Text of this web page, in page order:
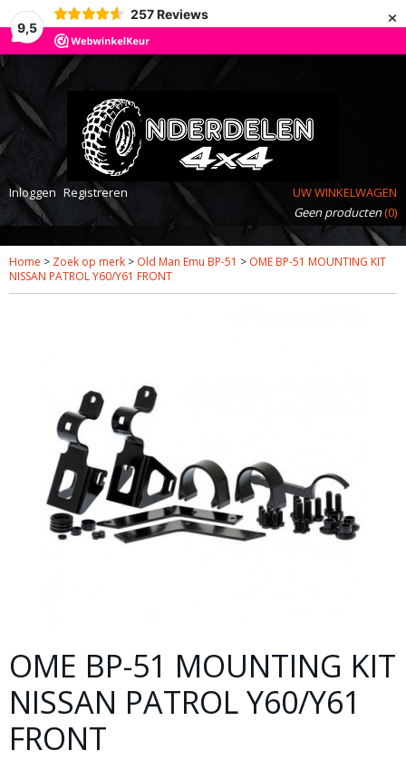
9,5
257 Reviews ×
Inloggen Registreren
UW WINKELWAGEN
Geen producten(0)
Home > Zoek op merk > Old Man Emu BP-51 > OME BP-51 MOUNTING KIT
NISSAN PATROL Y60/Y61 FRONT
OME BP-51 MOUNTING KIT
NISSAN PATROL Y60/Y61
FRONT